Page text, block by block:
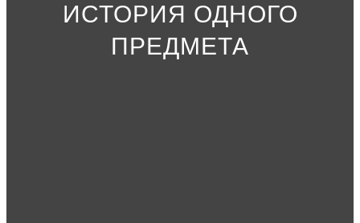
ИСТОРИЯ ОДНОГО
ПРЕДМЕТА